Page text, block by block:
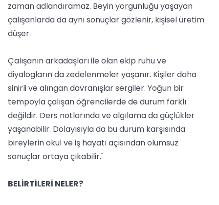
zaman adlandıramaz. Beyin yorgunluğu yaşayan
çalışanlarda da aynı sonuçlar gözlenir, kişisel üretim
düşer.
Çalışanın arkadaşları ile olan ekip ruhu ve
diyalogların da zedelenmeler yaşanır. Kişiler daha
sinirli ve alıngan davranışlar sergiler. Yoğun bir
tempoyla çalışan öğrencilerde de durum farklı
değildir. Ders notlarında ve algılama da güçlükler
yaşanabilir. Dolayısıyla da bu durum karşısında
bireylerin okul ve iş hayatı açısından olumsuz
sonuçlar ortaya çıkabilir."
BELİRTİLERİ NELER?